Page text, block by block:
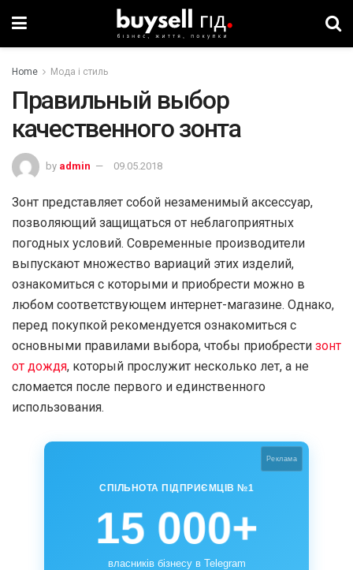
Home Мода і стиль
Правильный выбор
качественного зонта
by admin 09.05.2018
Зонт представляет собой незаменимый аксессуар,
позволяющий защищаться от неблагоприятных
погодных условий. Современные производители
выпускают множество вариаций этих изделий,
ознакомиться с которыми и приобрести можно в
любом соответствующем интернет-магазине. Однако,
перед покупкой рекомендуется ознакомиться с
основными правилами выбора, чтобы приобрести зонт
от дождя, который прослужит несколько лет, а не
сломается после первого и единственного
использования.
Реклама
СПІЛЬНОТА ПІДПРИЄМЦІВ №1
15 000+
власників бізнесу в Telegram